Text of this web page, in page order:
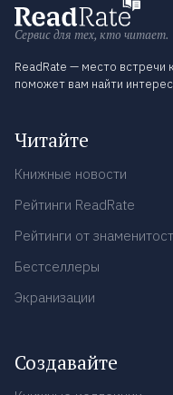
Сервис для тех, кто читает.
ReadRate — место встречи
поможет вам найти
Читайте
Книжные новости
Рейтинги ReadRate
Рейтинги от
Бестселлеры
Экранизации
Создавайте